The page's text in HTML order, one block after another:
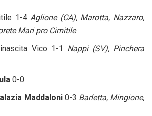
1-4 Aglione (CA), Marotta, Nazzaro,
Mari pro Cimitile
Vico 1-1 Nappi (SV), Pinchera
0-0
Maddaloni0-3 Barletta, Mingione,